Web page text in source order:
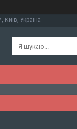
Київ, Україна